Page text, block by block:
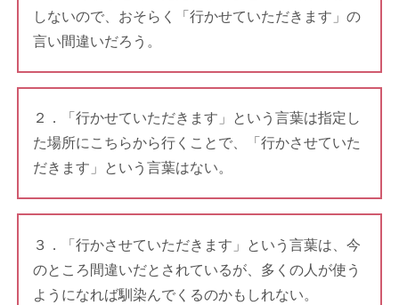
しないので、おそらく「行かせていただきます」の
言い間違いだろう。
２．「行かせていただきます」という言葉は指定し
た場所にこちらから行くことで、「行かさせていた
だきます」という言葉はない。
３．「行かさせていただきます」という言葉は、今
のところ間違いだとされているが、多くの人が使う
ようになれば馴染んでくるのかもしれない。